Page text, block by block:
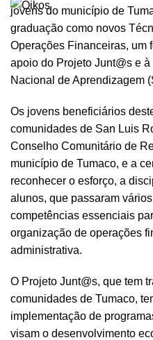
jovens do município de
graduação como novos
Operações Financeiras, um
apoio do Projeto Junt@s e
Nacional de Aprendizagem
Os jovens beneficiários
comunidades de San Luis
Conselho Comunitário de
município de Tumaco, e a
reconhecer o esforço, a
alunos, que passaram
competências essenciais
organização de operações
administrativa.
O Projeto Junt@s, que tem
comunidades de Tumaco,
implementação de
visam o desenvolvimento